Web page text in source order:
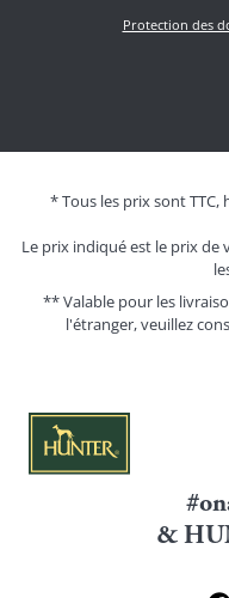
Protection des
* Tous les prix sont
Le prix indiqué est le prix de
** Valable pour les
l'étranger, veuillez
&